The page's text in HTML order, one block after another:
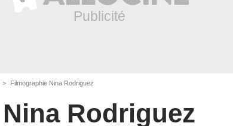
Filmographie Nina Rodriguez
Nina Rodriguez